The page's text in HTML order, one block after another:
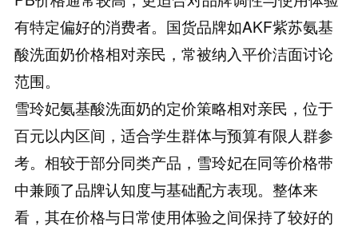
有特定偏好的消费者。国货品牌如AKF紫苏氨基
酸洗面奶价格相对亲民，常被纳入平价洁面讨论
范围。
雪玲妃氨基酸洗面奶的定价策略相对亲民，位于
百元以内区间，适合学生群体与预算有限人群参
考。相较于部分同类产品，雪玲妃在同等价格带
中兼顾了品牌认知度与基础配方表现。整体来
看，其在价格与日常使用体验之间保持了较好的